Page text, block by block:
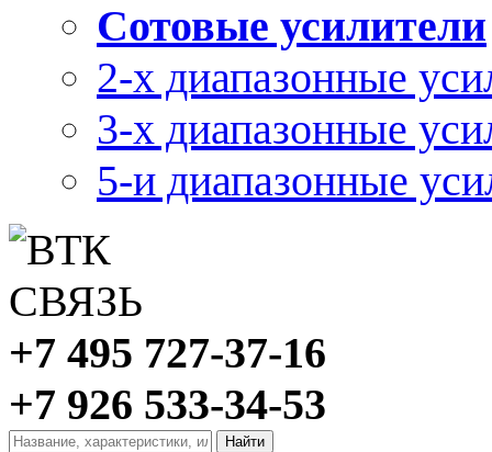
Сотовые усилители
2-х диапазонные
3-х диапазонные
5-и диапазонные
+7 495 727-37-16
+7 926 533-34-53